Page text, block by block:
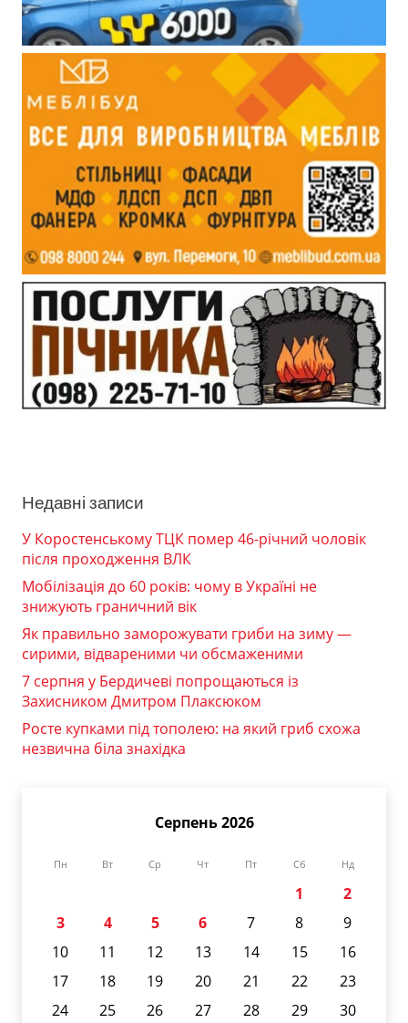
Недавні записи
У Коростенському ТЦК помер 46-річний чоловік
після проходження ВЛК
Мобілізація до 60 років: чому в Україні не
знижують граничний вік
Як правильно заморожувати гриби на зиму —
сирими, відвареними чи обсмаженими
7 серпня у Бердичеві попрощаються із
Захисником Дмитром Плаксюком
Росте купками під тополею: на який гриб схожа
незвична біла знахідка
Серпень 2026
Пн Вт Ср Чт Пт Сб Нд
1
2
3
4 5 6 7 8
9
10
11 12 13 14 15
16
17
18 19 20 21 22
23
24
25 26 27 28 29
30